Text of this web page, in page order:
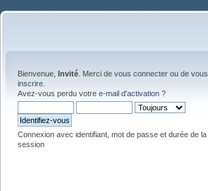
Bienvenue, Invité . Merci de vous connecter ou de vous
inscrire
Avez-vous perdu votre e-mail d'activation ?
Connexion avec identifiant, mot de passe et durée de la
session